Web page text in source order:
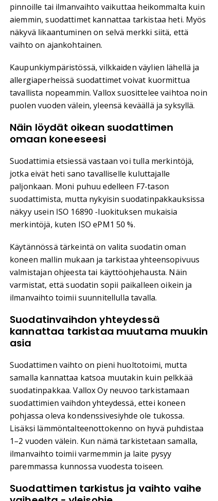
pinnoille tai ilmanvaihto vaikuttaa heikommalta kuin
aiemmin, suodattimet kannattaa tarkistaa heti. Myös
näkyvä likaantuminen on selvä merkki siitä, että
vaihto on ajankohtainen.
Kaupunkiympäristössä, vilkkaiden väylien lähellä ja
allergiaperheissä suodattimet voivat kuormittua
tavallista nopeammin. Vallox suosittelee vaihtoa noin
puolen vuoden välein, yleensä keväällä ja syksyllä.
Näin löydät oikean suodattimen
omaan koneeseesi
Suodattimia etsiessä vastaan voi tulla merkintöjä,
jotka eivät heti sano tavalliselle kuluttajalle
paljonkaan. Moni puhuu edelleen F7-tason
suodattimista, mutta nykyisin suodatinpakkauksissa
näkyy usein ISO 16890 -luokituksen mukaisia
merkintöjä, kuten ISO ePM1 50 %.
Käytännössä tärkeintä on valita suodatin oman
koneen mallin mukaan ja tarkistaa yhteensopivuus
valmistajan ohjeesta tai käyttöohjehausta. Näin
varmistat, että suodatin sopii paikalleen oikein ja
ilmanvaihto toimii suunnitellulla tavalla.
Suodatinvaihdon yhteydessä
kannattaa tarkistaa muutama muukin
asia
Suodattimen vaihto on pieni huoltotoimi, mutta
samalla kannattaa katsoa muutakin kuin pelkkää
suodatinpakkaa. Vallox Oy neuvoo tarkistamaan
suodattimien vaihdon yhteydessä, ettei koneen
pohjassa oleva kondenssivesiyhde ole tukossa.
Lisäksi lämmöntalteenottokenno on hyvä puhdistaa
1–2 vuoden välein. Kun nämä tarkistetaan samalla,
ilmanvaihto toimii varmemmin ja laite pysyy
paremmassa kunnossa vuodesta toiseen.
Suodattimen tarkistus ja vaihto vaihe